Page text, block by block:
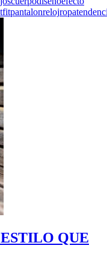
pantalonrelojropa
QUE